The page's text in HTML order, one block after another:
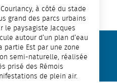
à côté du stade
grand des parcs urbains
le paysagiste Jacques
autour d’un plan d’eau
partie Est par une zone
semi-naturelle, réalisée
prisé des Rémois
de plein air.